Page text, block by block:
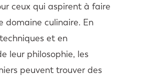
ceux qui aspirent à faire
domaine culinaire. En
et en
leur philosophie, les
peuvent trouver des